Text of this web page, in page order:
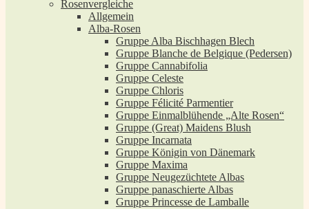
Rosenvergleiche
Allgemein
Alba-Rosen
Gruppe Alba Bischhagen Blech
Gruppe Blanche de Belgique (Pedersen)
Gruppe Cannabifolia
Gruppe Celeste
Gruppe Chloris
Gruppe Félicité Parmentier
Gruppe Einmalblühende „Alte Rosen“
Gruppe (Great) Maidens Blush
Gruppe Incarnata
Gruppe Königin von Dänemark
Gruppe Maxima
Gruppe Neugezüchtete Albas
Gruppe panaschierte Albas
Gruppe Princesse de Lamballe